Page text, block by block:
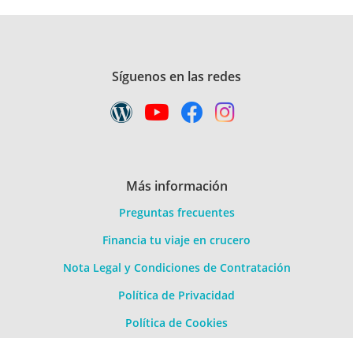
Síguenos en las redes
Más información
Preguntas frecuentes
Financia tu viaje en crucero
Nota Legal y Condiciones de Contratación
Política de Privacidad
Política de Cookies